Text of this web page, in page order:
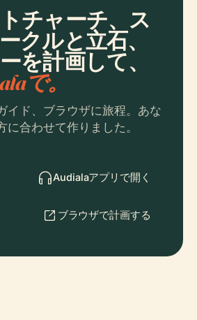
チャーチ、ス
クルと立石、
を計画して、
で。
イド、ブラウザに旅程。あな
に合わせて作りました。
Audialaアプリで開く
ブラウザで計画する